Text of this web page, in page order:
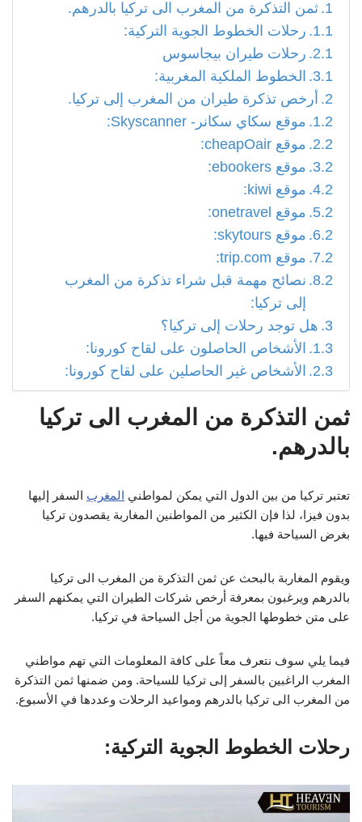
ثمن التذكرة من المغرب الى تركيا بالدرهم.
رحلات الخطوط الجوية التركية:
رحلات طيران بيجاسوس
الخطوط الملكية المغربية:
أرخص تذكرة طيران من المغرب إلى تركيا.
موقع سكاي سكانر- Skyscanner:
موقع cheapOair:
موقع ebookers:
موقع kiwi:
موقع onetravel:
موقع skytours:
موقع trip.com:
نصائح مهمة قبل شراء تذكرة من المغرب
إلى تركيا:
هل توجد رحلات إلى تركيا؟
الأشخاص الحاصلون على لقاح كورونا:
الأشخاص غير الحاصلين على لقاح كورونا:
ثمن التذكرة من المغرب الى تركيا
بالدرهم.
تعتبر تركيا من بين الدول التي يمكن لمواطني المغرب السفر إليها
بدون فيزا، لذا فإن الكثير من المواطنين المغاربة يقصدون تركيا
بغرض السياحة فيها.
ويقوم المغاربة بالبحث عن ثمن التذكرة من المغرب الى تركيا
بالدرهم ويرغبون بمعرفة أرخص شركات الطيران التي يمكنهم السفر
على متن خطوطها الجوية من أجل السياحة في تركيا.
فيما يلي سوف نتعرف معاً على كافة المعلومات التي تهم مواطني
المغرب الراغبين بالسفر إلى تركيا للسياحة. ومن ضمنها ثمن التذكرة
من المغرب الى تركيا بالدرهم ومواعيد الرحلات وعددها في الأسبوع.
رحلات الخطوط الجوية التركية: